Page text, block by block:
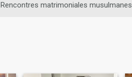
Rencontres matrimoniales musulmanes